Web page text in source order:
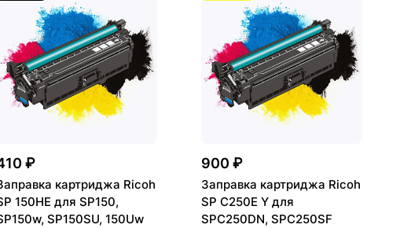
₽
картриджа Ricoh
150HE для SP150,
SP150SU, 150Uw
900 ₽
Заправка картриджа Ricoh
SP C250E Y для
SPC250DN, SPC250SF